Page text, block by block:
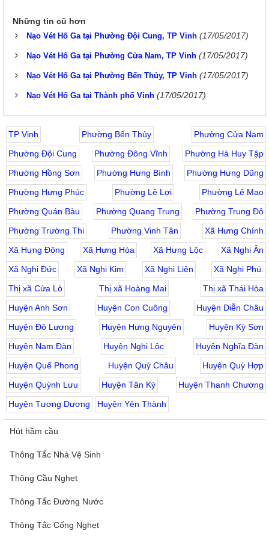
Những tin cũ hơn
Nạo Vét Hố Ga tại Phường Đội Cung, TP Vinh (17/05/2017)
Nạo Vét Hố Ga tại Phường Cửa Nam, TP Vinh (17/05/2017)
Nạo Vét Hố Ga tại Phường Bến Thủy, TP Vinh (17/05/2017)
Nạo Vét Hố Ga tại Thành phố Vinh (17/05/2017)
TP Vinh Phường Bến Thủy
Phường Cửa Nam
Phường Đội Cung
Phường Đông Vĩnh
Phường Hà Huy Tập
Phường Hồng Sơn
Phường Hưng Bình
Phường Hưng Dũng
Phường Hưng Phúc
Phường Lê Lợi
Phường Lê Mao
Phường Quán Bàu
Phường Quang Trung
Phường Trung Đô
Phường Trường Thi
Phường Vinh Tân
Xã Hưng Chính
Xã Hưng Đông
Xã Hưng Hòa Xã Hưng Lộc
Xã Nghi Ân
Xã Nghi Đức
Xã Nghi Kim Xã Nghi Liên
Xã Nghi Phú.
Thị xã Cửa Lò
Thị xã Hoàng Mai
Thị xã Thái Hòa
Huyện Anh Sơn
Huyện Con Cuông
Huyện Diễn Châu
Huyện Đô Lương
Huyện Hưng Nguyên
Huyện Kỳ Sơn
Huyện Nam Đàn
Huyện Nghi Lộc
Huyện Nghĩa Đàn
Huyện Quế Phong
Huyện Quỳ Châu
Huyện Quỳ Hợp
Huyện Quỳnh Lưu
Huyện Tân Kỳ
Huyện Thanh Chương
Huyện Tương Dương
Huyện Yên Thành
Hút hầm cầu
Thông Tắc Nhà Vệ Sinh
Thông Cầu Nghẹt
Thông Tắc Đường Nước
Thông Tắc Cống Nghẹt